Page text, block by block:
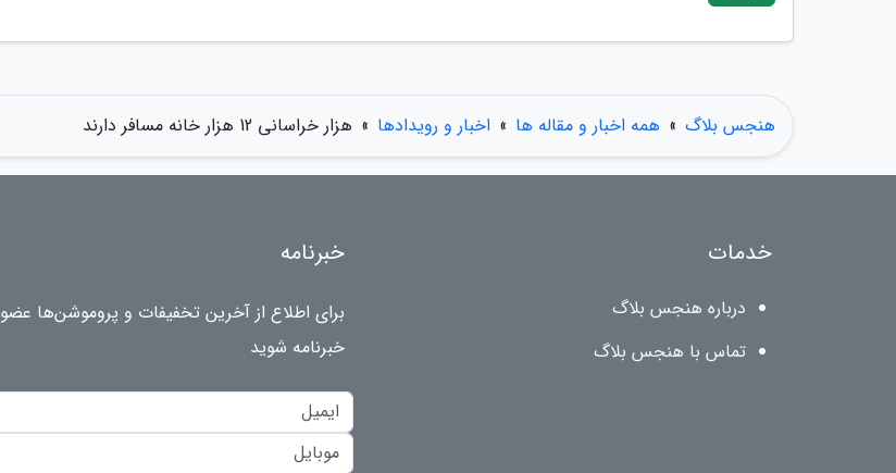
هنجس بلاگ » همه اخبار و مقاله ها » اخبار و رویدادها » هزار خراسانی 12 هزار خانه مسافر دارند
خدمات
درباره هنجس بلاگ
تماس با هنجس بلاگ
خبرنامه
برای اطلاع از آخرین تخفیفات و پروموشن‌ها عضو
خبرنامه شوید